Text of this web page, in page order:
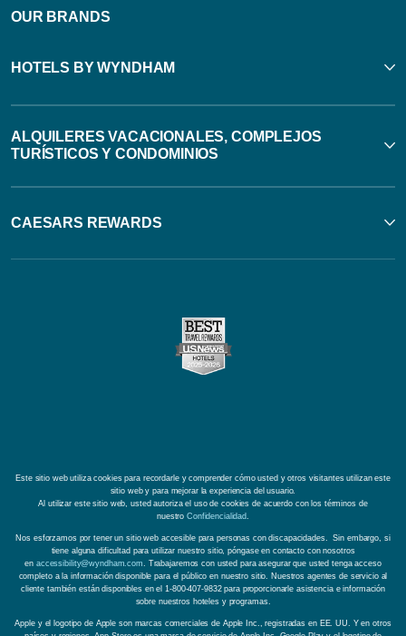
OUR BRANDS
HOTELS BY WYNDHAM
ALQUILERES VACACIONALES, COMPLEJOS
TURÍSTICOS Y CONDOMINIOS
CAESARS REWARDS
Este sitio web utiliza cookies para recordarle y comprender cómo usted y otros visitantes utilizan este
sitio web y para mejorar la experiencia del usuario.
Al utilizar este sitio web, usted autoriza el uso de cookies de acuerdo con los términos de
nuestroConfidencialidad
Nos esforzamos por tener un sitio web accesible para personas con discapacidades. Sin embargo, si
tiene alguna dificultad para utilizar nuestro sitio, póngase en contacto con nosotros
en accessibility@wyndham.com . Trabajaremos con usted para asegurar que usted tenga acceso
completo a la información disponible para el público en nuestro sitio. Nuestros agentes de servicio al
cliente también están disponibles en el 1-800-407-9832 para proporcionarle asistencia e información
sobre nuestros hoteles y programas.
Apple y el logotipo de Apple son marcas comerciales de Apple Inc., registradas en EE. UU. Y en otros